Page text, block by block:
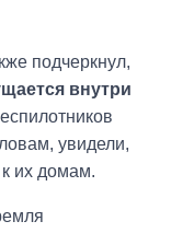
подчеркнул,
внутри
увидели,
их домам.